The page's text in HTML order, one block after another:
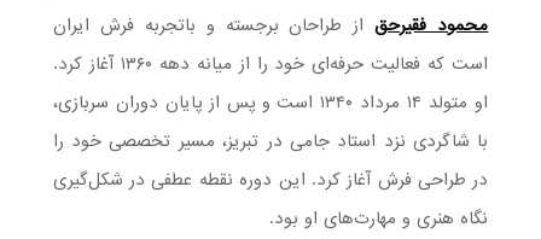
محمود فقیرحقاز طراحان برجسته و باتجربه فرش ایران
است که فعالیت حرفه‌ای خود را از میانه دهه ۱۳۶۰ آغاز کرد.
او متولد ۱۴ مرداد ۱۳۴۰ است و پس از پایان دوران سربازی،
با شاگردی نزد استاد جامی در تبریز، مسیر تخصصی خود را
در طراحی فرش آغاز کرد. این دوره نقطه عطفی در شکل‌گیری
نگاه هنری و مهارت‌های او بود.